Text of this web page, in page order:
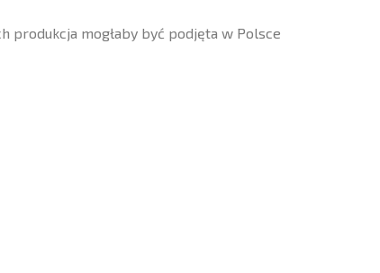
produkcja mogłaby być podjęta w Polsce